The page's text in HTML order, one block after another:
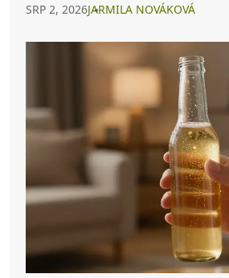
SRP 2, 2026JARMILA NOVÁKOVÁ